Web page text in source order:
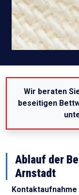
Wir beraten
beseitigen
Ablauf der
Arnstadt
Kontaktaufnahme